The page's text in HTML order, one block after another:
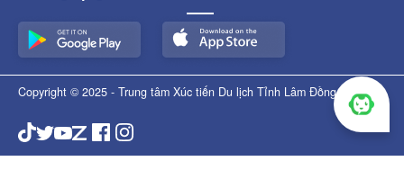
Copyright © 2025 - Trung tâm Xúc tiến Du lịch Tỉnh Lâm Đồng